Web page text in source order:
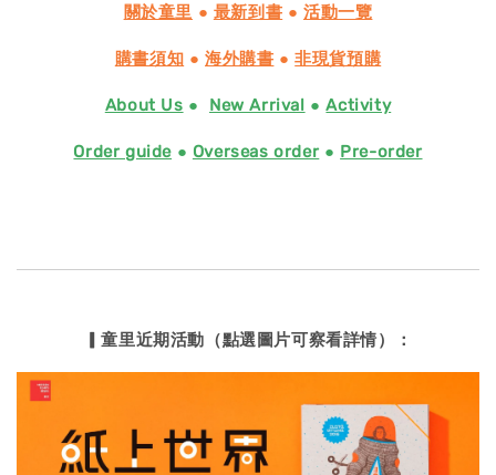
關於童里 ● 最新到書 ●活動一覽
購書須知 ● 海外購書 ●非現貨預購
About Us ● New Arrival ●Activity
Order guide ● Overseas order● Pre-order
▎童里近期活動（點選圖片可察看詳情）：